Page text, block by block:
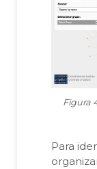
Figura
Para